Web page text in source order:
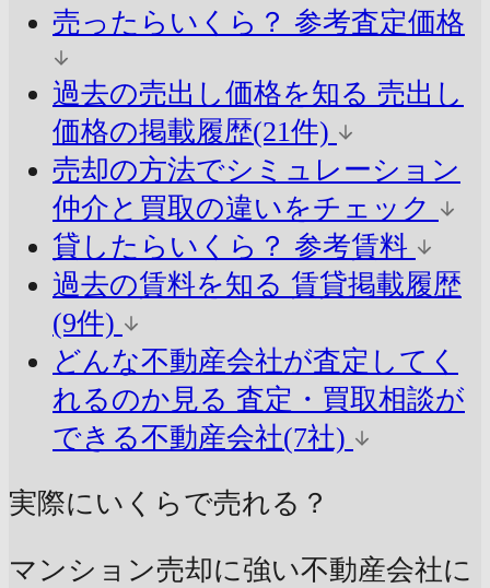
売ったらいくら？ 参考査定価格
過去の売出し価格を知る 売出し
価格の掲載履歴(21件)
売却の方法でシミュレーション
仲介と買取の違いをチェック
貸したらいくら？ 参考賃料
過去の賃料を知る 賃貸掲載履歴
(9件)
どんな不動産会社が査定してく
れるのか見る 査定・買取相談が
できる不動産会社(7社)
実際にいくらで売れる？
マンション売却に強い不動産会社に